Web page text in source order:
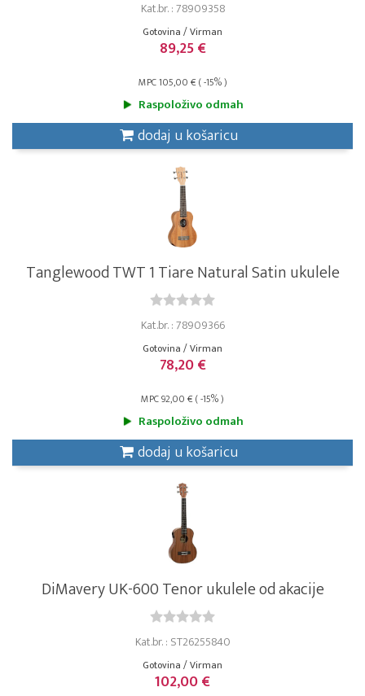
Kat.br. : 78909358
Gotovina / Virman
89,25 €
MPC 105,00 € ( -15% )
Raspoloživo odmah
dodaj u košaricu
Tanglewood TWT 1 Tiare Natural Satin ukulele
Kat.br. : 78909366
Gotovina / Virman
78,20 €
MPC 92,00 € ( -15% )
Raspoloživo odmah
dodaj u košaricu
DiMavery UK-600 Tenor ukulele od akacije
Kat.br. : ST26255840
Gotovina / Virman
102,00 €